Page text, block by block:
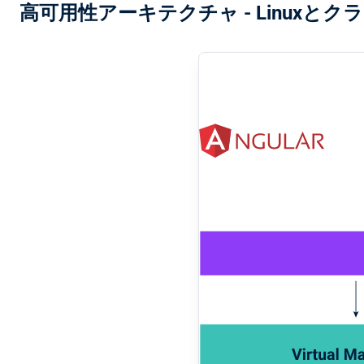
高可用性アーキテクチャ - Linuxとク